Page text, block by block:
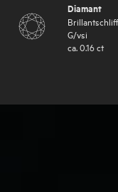
Diamant
Brillantschliff
G/vsi
ca. 0.16ct